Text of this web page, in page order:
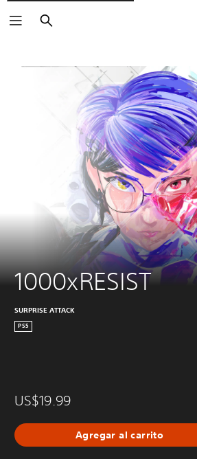
Buscar
1000xRESIST
SURPRISE ATTACK
PS5
US$19.99
Agregar al carrito